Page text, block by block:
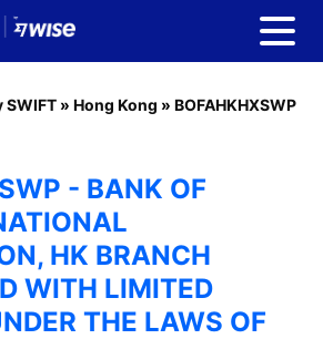
SWIFT » Hong Kong » BOFAHKHXSWP
- BANK OF
HK BRANCH
WITH LIMITED
THE LAWS OF